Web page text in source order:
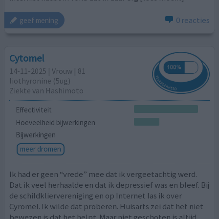
geef mening 0 reacties
Cytomel
14-11-2025 | Vrouw | 81
liothyronine (5ug)
Ziekte van Hashimoto
Effectiviteit
Hoeveelheid bijwerkingen
Bijwerkingen
meer dromen
Ik had er geen “vrede” mee dat ik vergeetachtig werd.
Dat ik veel herhaalde en dat ik depressief was en bleef. Bij
de schildkliervereniging en op Internet las ik over
Cyromel. Ik wilde dat proberen. Huisarts zei dat het niet